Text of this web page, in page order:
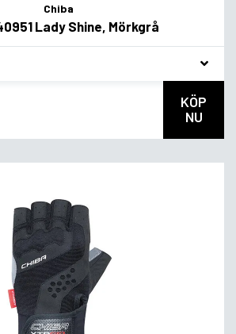
Chiba
Lady Shine, Mörkgrå
KÖP
NU